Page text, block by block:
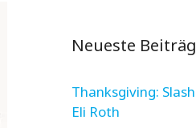
Neueste
Thanksgiving:
Eli Roth